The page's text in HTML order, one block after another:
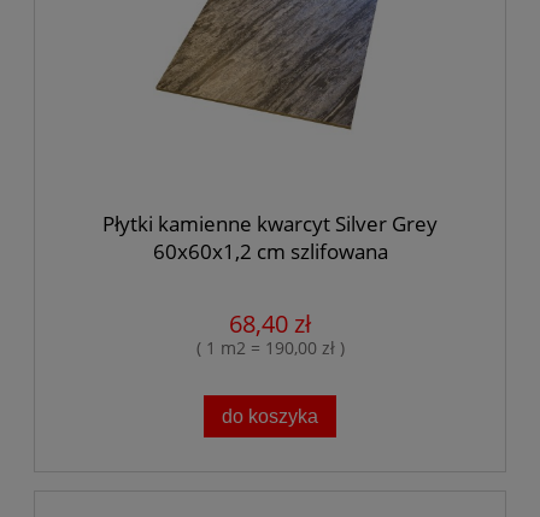
Płytki kamienne kwarcyt Silver Grey
60x60x1,2 cm szlifowana
68,40 zł
( 1 m2 = 190,00 zł )
do koszyka